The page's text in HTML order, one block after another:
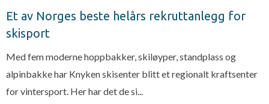
Et av Norges beste helårs rekruttanlegg for
skisport
Med fem moderne hoppbakker, skiløyper, standplass og
alpinbakke har Knyken skisenter blitt et regionalt kraftsenter
for vintersport. Her har det de si...